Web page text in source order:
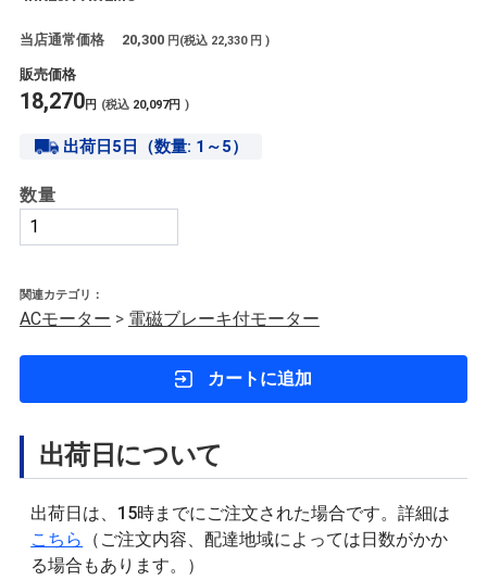
当店通常価格 20,300 円(税込 22,330 円 )
販売価格
18,270円 (税込 20,097円 )
出荷日5日（数量: 1～5）
数量
関連カテゴリ：
ACモーター > 電磁ブレーキ付モーター
カートに追加
出荷日について
出荷日は、15時までにご注文された場合です。詳細は
こちら
（ご注文内容、配達地域によっては日数がかか
る場合もあります。）